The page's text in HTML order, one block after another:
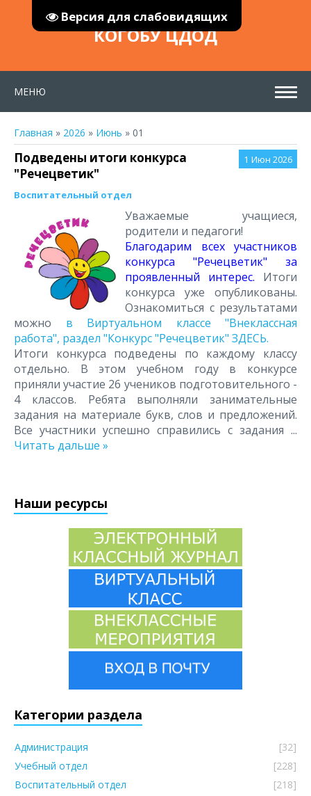
Версия для слабовидящих
КОГОБУ ЦДОД
МЕНЮ
Главная » 2026 » Июнь » 01
1 Июн 2026
Подведены итоги конкурса
"Речецветик"
Воспитательный отдел
Уважаемые учащиеся,
родители и педагоги!
Благодарим всех участников
конкурса "Речецветик" за
проявленный интерес. Итоги
конкурса уже опубликованы.
Ознакомиться с результатами
можно в Виртуальном классе "Внеклассная
работа", раздел "Конкурс "Речецветик" ЗДЕСЬ.
Итоги конкурса подведены по каждому классу
отдельно. В этом учебном году в конкурсе
приняли участие 26 учеников подготовительного -
4 классов. Ребята выполняли занимательные
задания на материале букв, слов и предложений.
Все участники успешно справились с задания ...
Читать дальше »
Наши ресурсы
Категории раздела
Администрация
[32]
Учебный отдел
[228]
Воспитательный отдел
[218]